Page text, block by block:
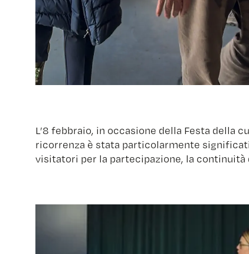
L’8 febbraio, in occasione della Festa della
ricorrenza è stata particolarmente
visitatori per la partecipazione, la